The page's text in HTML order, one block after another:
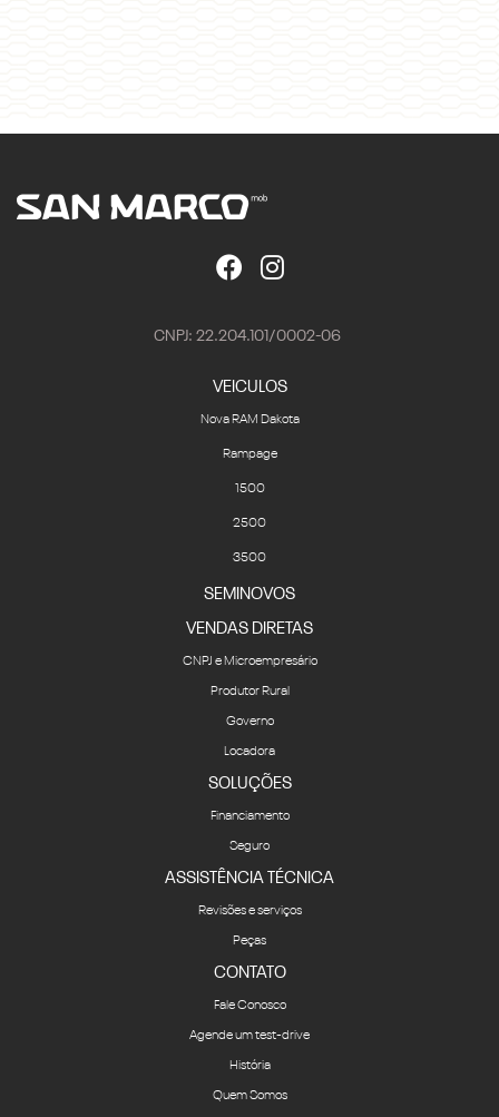
CNPJ: 22.204.101/0002-06
VEICULOS
Nova RAM Dakota
Rampage
1500
2500
3500
SEMINOVOS
VENDAS DIRETAS
CNPJ e Microempresário
Produtor Rural
Governo
Locadora
SOLUÇÕES
Financiamento
Seguro
ASSISTÊNCIA TÉCNICA
Revisões e serviços
Peças
CONTATO
Fale Conosco
Agende um test-drive
História
Quem Somos